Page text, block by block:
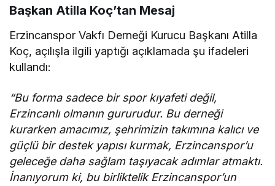
Başkan Atilla Koç’tan Mesaj
Erzincanspor Vakfı Derneği Kurucu Başkanı Atilla
Koç, açılışla ilgili yaptığı açıklamada şu ifadeleri
kullandı:
“Bu forma sadece bir spor kıyafeti değil,
Erzincanlı olmanın gururudur. Bu derneği
kurarken amacımız, şehrimizin takımına kalıcı ve
güçlü bir destek yapısı kurmak, Erzincanspor’u
geleceğe daha sağlam taşıyacak adımlar atmaktı.
İnanıyorum ki, bu birliktelik Erzincanspor’un